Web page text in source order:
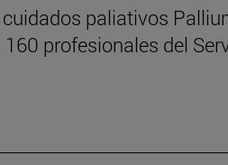
paliativos
profesionales del